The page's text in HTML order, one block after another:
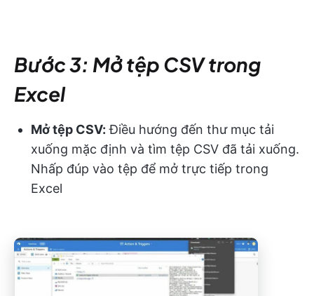
Bước 3: Mở tệp CSV trong
Excel
Mở tệp CSV: Điều hướng đến thư mục tải
xuống mặc định và tìm tệp CSV đã tải xuống.
Nhấp đúp vào tệp để mở trực tiếp trong
Excel